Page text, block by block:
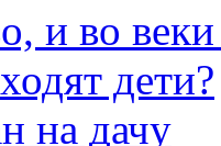
и во веки
дети?
на дачу